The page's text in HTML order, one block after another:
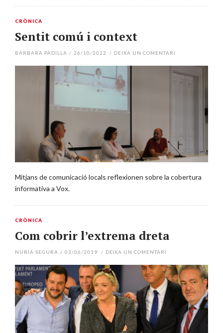
CRÒNICA
Sentit comú i context
BÀRBARA PADILLA / 26/10/2022 / DEIXA UN COMENTARI
Mitjans de comunicació locals reflexionen sobre la cobertura
informativa a Vox.
CRÒNICA
Com cobrir l’extrema dreta
NÚRIA SEGURA / 03/06/2019 / DEIXA UN COMENTARI